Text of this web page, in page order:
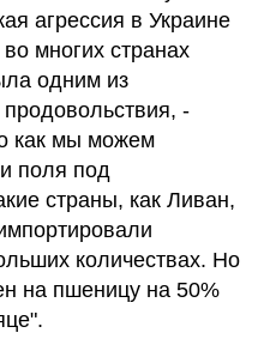
агрессия в Украине
многих странах
одним из
-
как мы можем
поля под
страны, как Ливан,
количествах. Но
на пшеницу на 50%